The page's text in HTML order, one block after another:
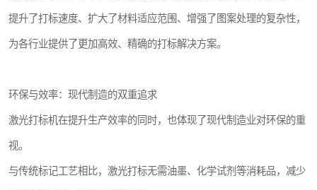
提升了打标速度、扩大了材料适应范围、增强了图案处理的复杂性，
为各行业提供了更加高效、精确的打标解决方案。
环保与效率：现代制造的双重追求
激光打标机在提升生产效率的同时，也体现了现代制造业对环保的重
视。
与传统标记工艺相比，激光打标无需油墨、化学试剂等消耗品，减少